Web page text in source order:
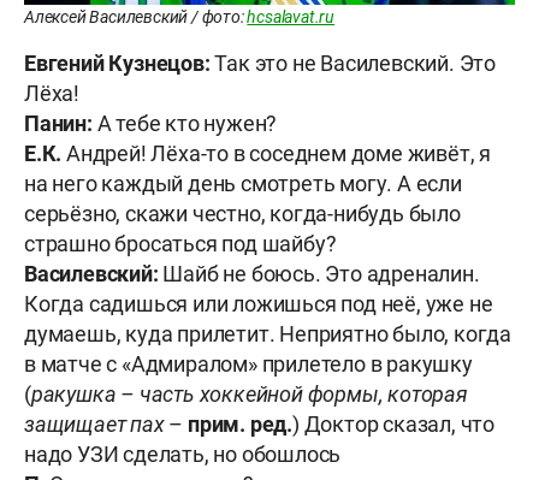
Алексей Василевский / фото:hcsalavat.ru
Евгений Кузнецов:Так это не Василевский. Это
Лёха!
Панин: А тебе кто нужен?
Е.К. Андрей! Лёха-то в соседнем доме живёт, я
на него каждый день смотреть могу. А если
серьёзно, скажи честно, когда-нибудь было
страшно бросаться под шайбу?
Василевский: Шайб не боюсь. Это адреналин.
Когда садишься или ложишься под неё, уже не
думаешь, куда прилетит. Неприятно было, когда
в матче с «Адмиралом» прилетело в ракушку
(ракушка – часть хоккейной формы, которая
защищает пах– прим. ред.) Доктор сказал, что
надо УЗИ сделать, но обошлось